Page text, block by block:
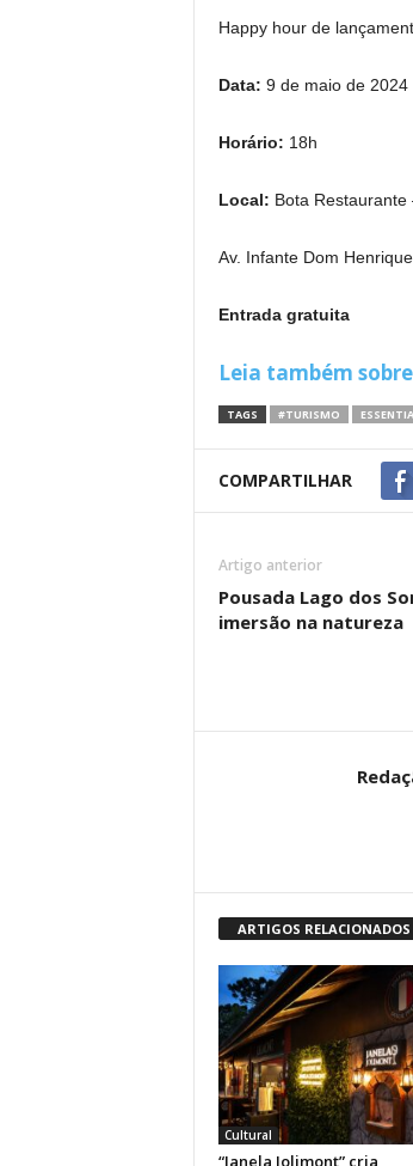
Happy hour de
Data: 9 de maio de 2024
Horário: 18h
Local: Bota
Av. Infante Dom
Entrada gratuita
Leia também
TAGS #TURISMO
COMPARTILHAR
Artigo anterior
Pousada Lago dos
imersão na natureza
ARTIGOS RELACIONADOS
Cultural
“Janela Jolimont” cria